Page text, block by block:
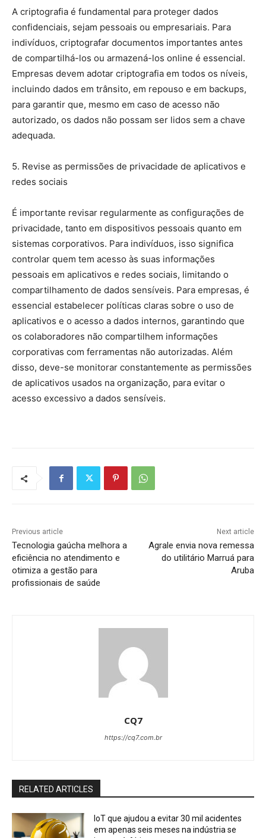
A criptografia é fundamental para proteger dados
confidenciais, sejam pessoais ou empresariais. Para
indivíduos, criptografar documentos importantes antes
de compartilhá-los ou armazená-los online é essencial.
Empresas devem adotar criptografia em todos os níveis,
incluindo dados em trânsito, em repouso e em backups,
para garantir que, mesmo em caso de acesso não
autorizado, os dados não possam ser lidos sem a chave
adequada.
5. Revise as permissões de privacidade de aplicativos e
redes sociais
É importante revisar regularmente as configurações de
privacidade, tanto em dispositivos pessoais quanto em
sistemas corporativos. Para indivíduos, isso significa
controlar quem tem acesso às suas informações
pessoais em aplicativos e redes sociais, limitando o
compartilhamento de dados sensíveis. Para empresas, é
essencial estabelecer políticas claras sobre o uso de
aplicativos e o acesso a dados internos, garantindo que
os colaboradores não compartilhem informações
corporativas com ferramentas não autorizadas. Além
disso, deve-se monitorar constantemente as permissões
de aplicativos usados na organização, para evitar o
acesso excessivo a dados sensíveis.
Previous article
Tecnologia gaúcha melhora a
eficiência no atendimento e
otimiza a gestão para
profissionais de saúde
Next article
Agrale envia nova remessa
do utilitário Marruá para
Aruba
CQ7
https://cq7.com.br
RELATED ARTICLES
IoT que ajudou a evitar 30 mil acidentes
em apenas seis meses na indústria se